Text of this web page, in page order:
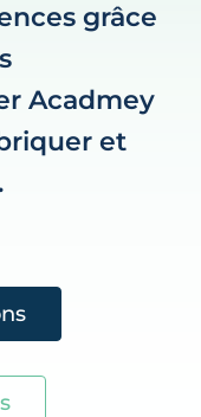
grâce
Acadmey
et